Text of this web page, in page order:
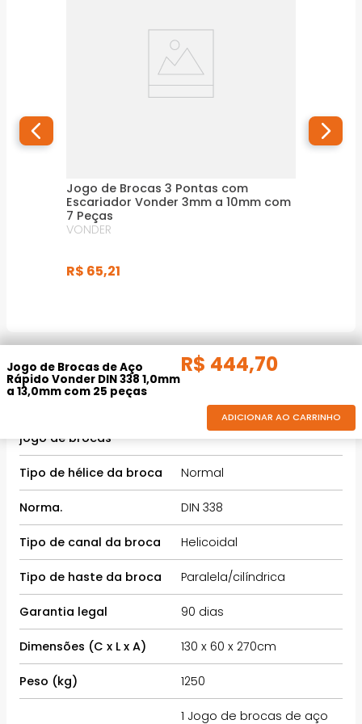
Jogo de Brocas 3 Pontas com
Escariador Vonder 3mm a 10mm com
7 Peças
VONDER
R$ 65,21
Jogo de Brocas de Aço
Rápido Vonder DIN 338 1,0mm
a 13,0mm com 25 peças
R$ 444,70
ADICIONAR AO CARRINHO
INFORMAÇÕES TÉCNICAS
jogo de brocas
25 peças
Tipo de hélice da broca Normal
Norma. DIN 338
Tipo de canal da broca Helicoidal
Tipo de haste da broca Paralela/cilíndrica
Garantia legal 90 dias
Dimensões (C x L x A) 130 x 60 x 270cm
Peso (kg) 1250
1 Jogo de brocas de aço